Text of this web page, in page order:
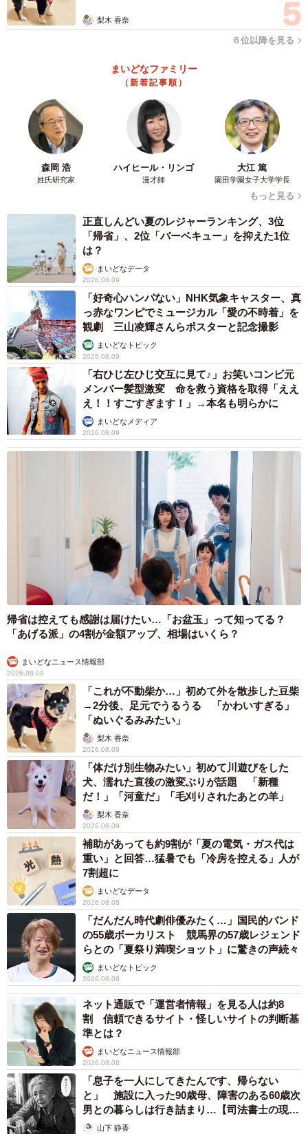
梨木 香奈
６位以降を見る
まいどなファミリー
（新着記事順）
森岡 浩
姓氏研究家
ハイヒール・リンゴ
漫才師
大江 篤
園田学園女子大学学長
もっと見る
正直しんどい夏のレジャーランキング、3位
「帰省」、2位「バーベキュー」を抑えた1位
は？
まいどなデータ
2026.08.09
「好奇心ハンパない」NHK気象キャスター、真
っ赤なワンピでミュージカル「愛の不時着」を
観劇 三山凌輝さんらポスターと記念撮影
まいどなトピック
2026.08.09
「右ひじ左ひじ交互に見て♪」お笑いコンビ元
メンバー髪型激変 命を救う資格を取得「ええ
え！！すごすぎます！」→本名も明らかに
まいどなメディア
2026.08.09
帰省は控えても感謝は届けたい…「お盆玉」って知ってる？
「あげる派」の4割が金額アップ、相場はいくら？
まいどなニュース情報部
2026.08.09
「これが不動柴か…」初めて外を散歩した豆柴
→2分後、足元でうるうる 「かわいすぎる」
「ぬいぐるみみたい」
梨木 香奈
2026.08.09
「体だけ別生物みたい」初めて川遊びをした
犬、濡れた直後の激変ぶりが話題 「新種
だ！」「河童だ」「毛刈りされたあとの羊」
梨木 香奈
2026.08.09
補助があっても約9割が「夏の電気・ガス代は
重い」と回答…猛暑でも「冷房を控える」人が
7割超に
まいどなデータ
2026.08.08
「だんだん時代劇俳優みたく…」国民的バンド
の55歳ボーカリスト 競馬界の57歳レジェンド
らとの「夏祭り満喫ショット」に驚きの声続々
まいどなトピック
2026.08.08
ネット通販で「運営者情報」を見る人は約8
割 信頼できるサイト・怪しいサイトの判断基
準とは？
まいどなニュース情報部
2026.08.08
「息子を一人にしてきたんです、帰らない
と」 施設に入った90歳母、障害のある60歳次
男との暮らしは行き詰まり…【司法書士の現場
から】山下 静香